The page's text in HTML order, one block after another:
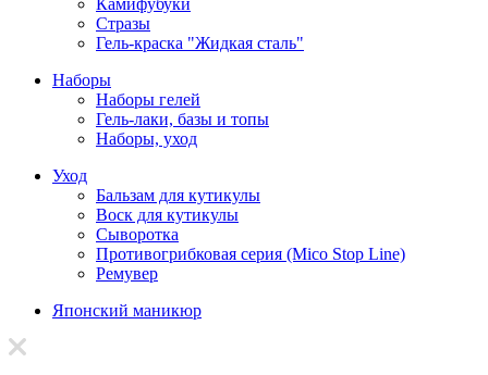
Стразы
Гель-краска "Жидкая сталь"
Наборы
Наборы гелей
Гель-лаки, базы и топы
Наборы, уход
Уход
Бальзам для кутикулы
Воск для кутикулы
Сыворотка
Противогрибковая серия (Mico Stop Line)
Ремувер
Японский маникюр